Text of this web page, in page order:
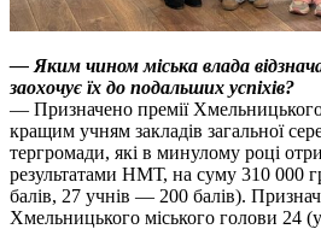
— Яким чином міська влада
заохочує їх до подальших успіхів?
— Призначено премії
кращим учням закладів загальної
тергромади, які в минулому році
результатами НМТ, на суму 310 000
балів, 27 учнів — 200 балів).
Хмельницького міського голови 24